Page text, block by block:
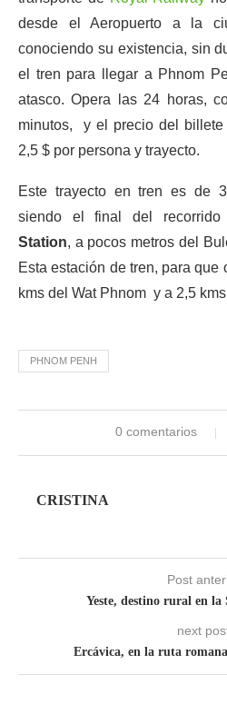
desde el Aeropuerto a la
conociendo su existencia, sin
el tren para llegar a Phnom
atasco. Opera las 24 horas,
minutos, y el precio del
2,5 $ por persona y trayecto.
Este trayecto en tren es de
siendo el final del
Station, a pocos metros del
Esta estación de tren, para que
kms del Wat Phnom y a 2,5
PHNOM PENH
0 comentarios
CRISTINA
Post
Yeste, destino rural en la
next
Ercávica, en la ruta